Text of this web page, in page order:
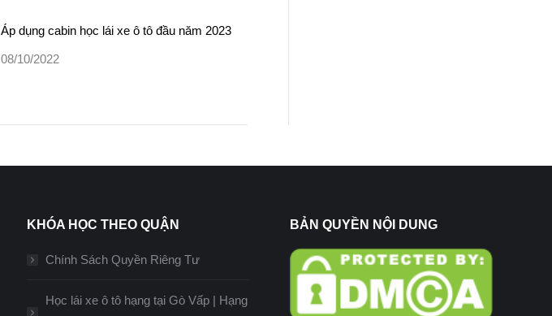
Áp dụng cabin học lái xe ô tô đầu năm 2023
08/10/2022
KHÓA HỌC THEO QUẬN
Chính Sách Quyền Riêng Tư
Học lái xe ô tô hạng tại Gò Vấp | Hạng
BẢN QUYỀN NỘI DUNG